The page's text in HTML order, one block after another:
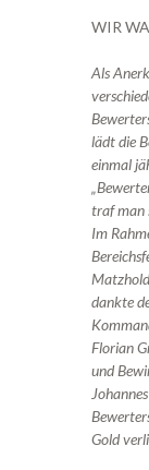
WIR
Als
lädt die
einmal
traf man
Im
dankte
Florian
und
Gold